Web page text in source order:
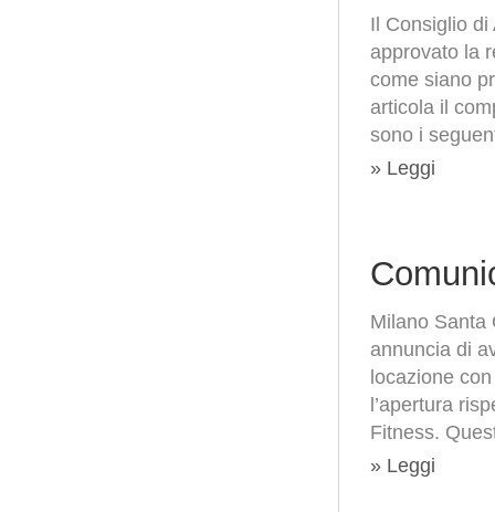
Il Consiglio
approvato la
come siano
articola il
sono i
» Leggi
Milano Santa
annuncia di
locazione
l’apertura
Fitness.
» Leggi